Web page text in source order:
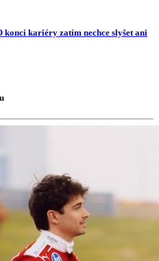
konci kariéry zatím nechce slyšet ani